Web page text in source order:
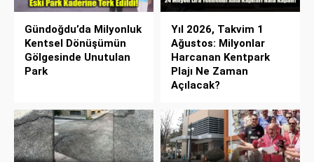
Gündoğdu’da Milyonluk
Kentsel Dönüşümün
Gölgesinde Unutulan
Park
Yıl 2026, Takvim 1
Ağustos: Milyonlar
Harcanan Kentpark
Plajı Ne Zaman
Açılacak?